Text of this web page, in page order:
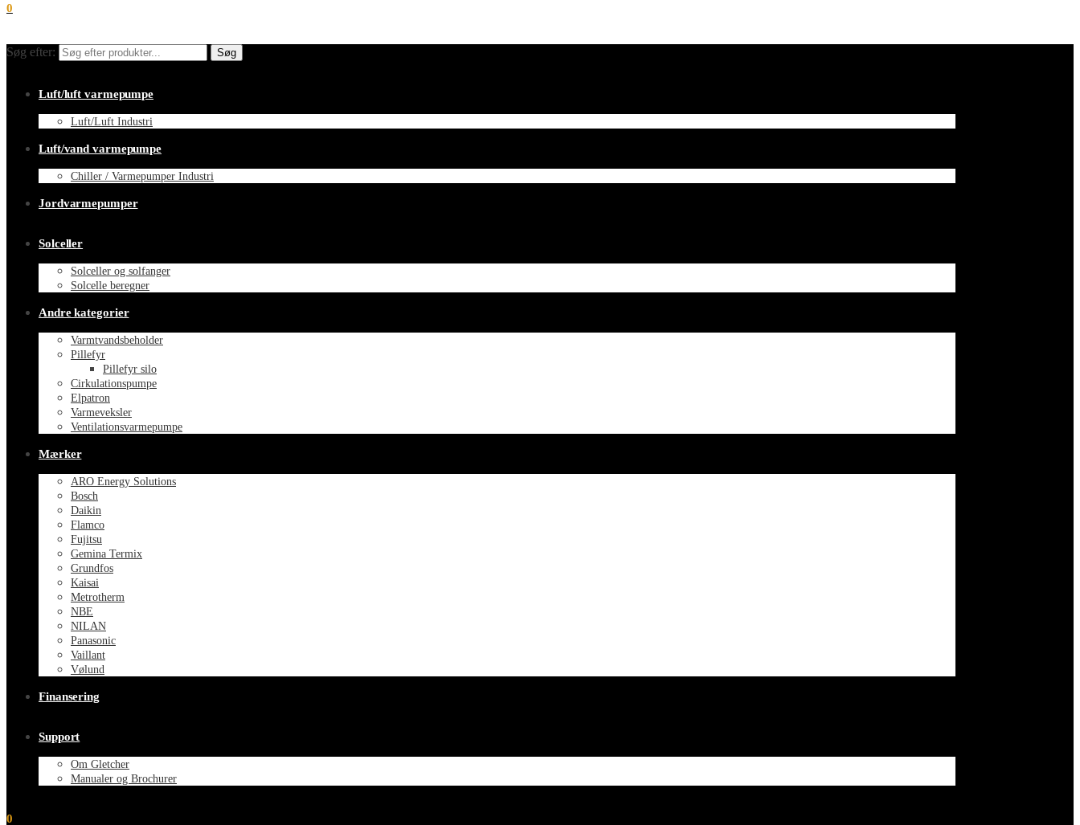
0
Søg efter: Søg
Luft/luft varmepumpe
Luft/Luft Industri
Luft/vand varmepumpe
Chiller / Varmepumper Industri
Jordvarmepumper
Solceller
Solceller og solfanger
Solcelle beregner
Andre kategorier
Varmtvandsbeholder
Pillefyr
Pillefyr silo
Cirkulationspumpe
Elpatron
Varmeveksler
Ventilationsvarmepumpe
Mærker
ARO Energy Solutions
Bosch
Daikin
Flamco
Fujitsu
Gemina Termix
Grundfos
Kaisai
Metrotherm
NBE
NILAN
Panasonic
Vaillant
Vølund
Finansering
Support
Om Gletcher
Manualer og Brochurer
0